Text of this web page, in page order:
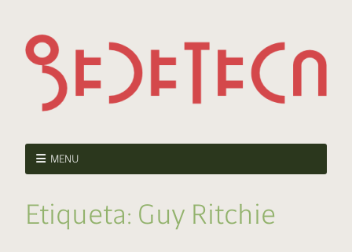
MENU
Etiqueta: Guy Ritchie